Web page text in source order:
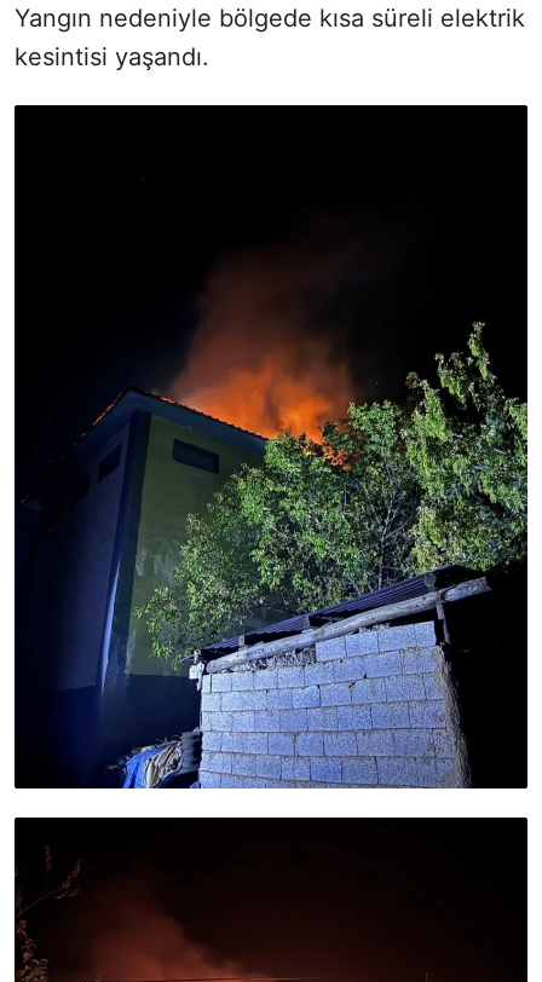
Yangın nedeniyle bölgede kısa süreli elektrik
kesintisi yaşandı.